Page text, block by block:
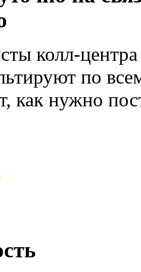
колл-
по
как нужно